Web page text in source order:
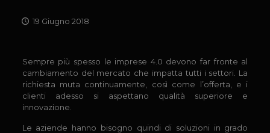
Contatti
Newsletter
19 Giugno 2018
Sempre più spesso le imprese 4.0 devono far fronte al
cambiamento del mercato che impatta tutti i settori. La
richiesta muta continuamente, così come l’offerta, e i
clienti adesso si aspettano qualità superiore e
innovazione.
Le aziende hanno bisogno quindi di soluzioni in grado